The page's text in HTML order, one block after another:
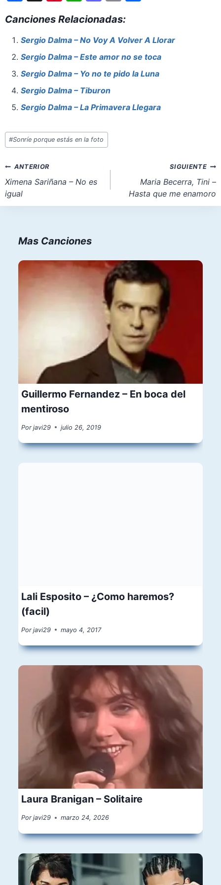
c
e
b
o
o
k
er
e
st
at
s
A
p
p
st
o
d
o
n
ai
l
e
Canciones Relacionadas:
Sergio Dalma – No Voy A Volver A Llorar
Sergio Dalma – Este amor no se toca
Sergio Dalma – Yo no te pido la Luna
Sergio Dalma – Tiburon
Sergio Dalma – La Primavera Llegara
Etiquetas
de
entrada:
#Sonríe porque estás en la foto
Navegación
de
entradas
ANTERIOR
Ximena Sariñana – No es
igual
SIGUIENTE
Maria Becerra, Tini –
Hasta que me enamoro
Mas Canciones
Guillermo Fernandez – En boca del
mentiroso
Por javi29 julio 26, 2019
Lali Esposito – ¿Como haremos?
(facil)
Por javi29 mayo 4, 2017
Laura Branigan – Solitaire
Por javi29 marzo 24, 2026